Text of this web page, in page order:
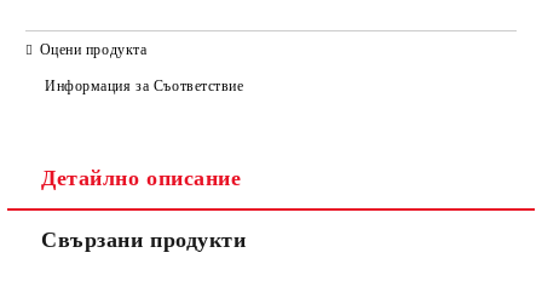
Ние ще се свържем с вас в рамките на работния ден.
Оцени продукта
Информация за Съответствие
Детайлно описание
Свързани продукти